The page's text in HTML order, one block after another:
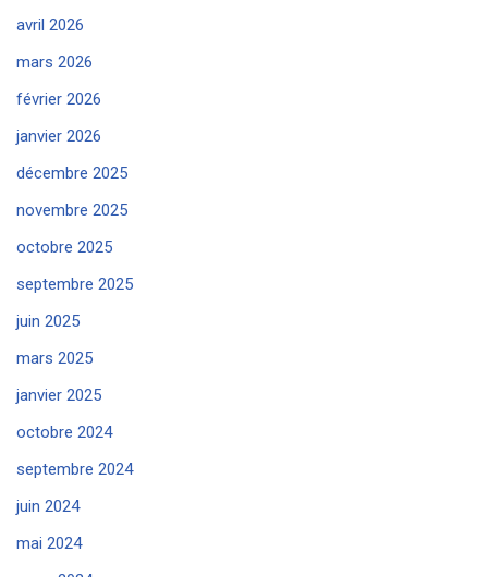
avril 2026
mars 2026
février 2026
janvier 2026
décembre 2025
novembre 2025
octobre 2025
septembre 2025
juin 2025
mars 2025
janvier 2025
octobre 2024
septembre 2024
juin 2024
mai 2024